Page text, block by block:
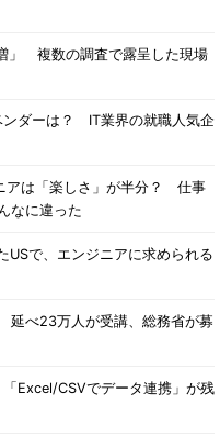
」 複数の調査で露呈した現場
ンダーは？ IT業界の就職人気企
アは「楽しさ」が半分？ 仕事
なに違った
USで、エンジニアに求められる
べ23万人が受講、総務省が募
Excel/CSVでデータ連携」が残